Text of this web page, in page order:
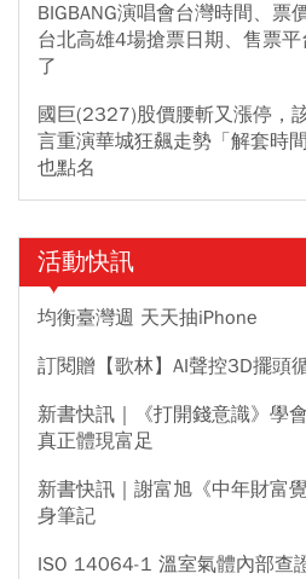
BIGBANG演唱會台灣時間、票
台北高雄4場搶票日期、售票
了
國巨(2327)股價腰斬又漲停，
言重演華城狂飆走勢「解套時
也點名
活動快訊
均衡臺灣週 天天抽iPhone
訂閱贈【歌林】AI聲控3D擺頭
新書快訊｜《打開錢意識》學
真正體現富足
新書快訊｜謝富旭《中年財富
身筆記
ISO 14064-1 溫室氣體內部查